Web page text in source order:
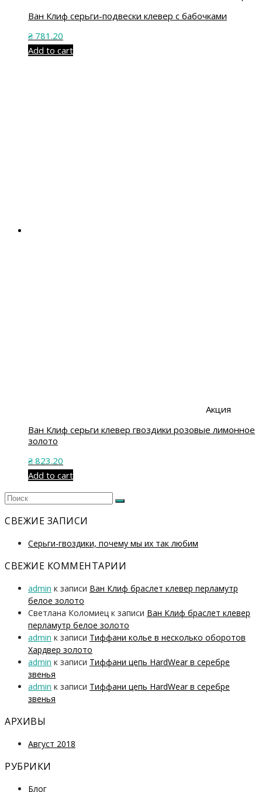
Ван Клиф серьги-подвески клевер с бабочками
₴ 781.20
Add to cart
Акция
Ван Клиф серьги клевер гвоздики розовые лимонное
золото
₴ 823.20
Add to cart
Искать:
Поиск
СВЕЖИЕ ЗАПИСИ
Серьги-гвоздики, почему мы их так любим
СВЕЖИЕ КОММЕНТАРИИ
admin к записи Ван Клиф браслет клевер перламутр
белое золото
Светлана Коломиец к записи Ван Клиф браслет клевер
перламутр белое золото
admin к записи Тиффани колье в несколько оборотов
Хардвер золото
admin к записи Тиффани цепь HardWear в серебре
звенья
admin к записи Тиффани цепь HardWear в серебре
звенья
АРХИВЫ
Август 2018
РУБРИКИ
Блог